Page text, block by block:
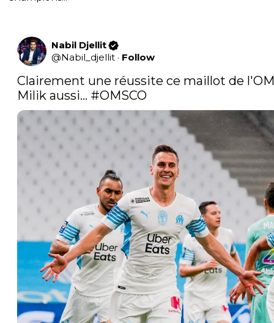
Nabil Djellit
@Nabil_djellit · Follow
Clairement une réussite ce maillot de
Milik aussi... #OMSCO